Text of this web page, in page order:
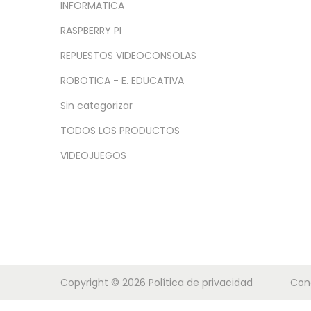
ó
n
INFORMATICA
RASPBERRY PI
REPUESTOS VIDEOCONSOLAS
ROBOTICA - E. EDUCATIVA
Sin categorizar
TODOS LOS PRODUCTOS
VIDEOJUEGOS
Copyright © 2026 Política de privacidad